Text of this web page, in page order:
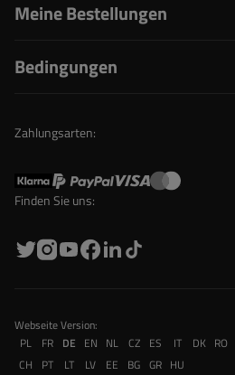
Meine Bestellungen
Bedingungen
Zahlungsarten:
Finden Sie uns:
Webseite Version:
PL
FR DE EN NL CZ ES IT DK RO
CH
PT LT LV EE BG GR HU